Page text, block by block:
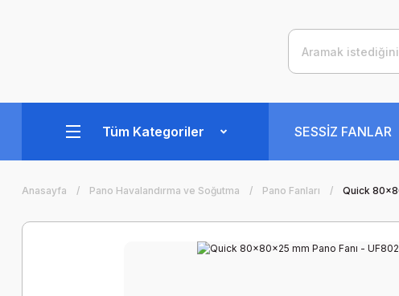
Tüm Kategoriler SESSİZ FANLAR
Anasayfa Pano Havalandırma ve Soğutma Pano Fanları Quick